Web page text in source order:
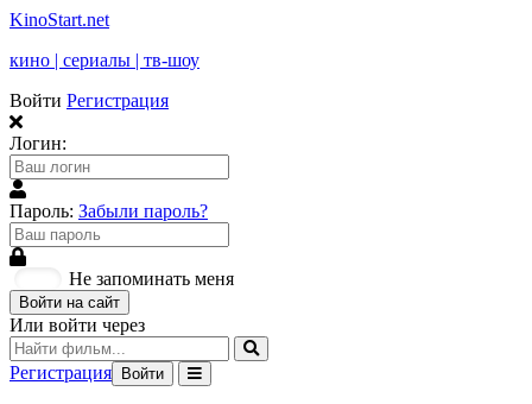
KinoStart.net
кино | сериалы | тв-шоу
Войти Регистрация
Логин:
Пароль: Забыли пароль?
Не запоминать меня
Войти на сайт
Или войти через
Регистрация Войти